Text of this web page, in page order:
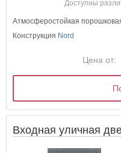
Доступны
Атмосферостойкая
Конструкция Nord
Цена от:
Входная уличная